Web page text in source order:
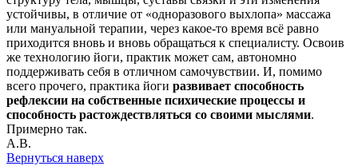
устойчивы, в отличие от «одноразового выхлопа» массажа
или мануальной терапии, через какое-то время всё равно
приходится вновь и вновь обращаться к специалисту. Освоив
же технологию йоги, практик может сам, автономно
поддерживать себя в отличном самочувствии. И, помимо
всего прочего, практика йоги развивает способность
рефлексии на собственные психические процессы и
способность растождествляться со своими мыслями.
Примерно так.
А.В.
Вернуться наверх